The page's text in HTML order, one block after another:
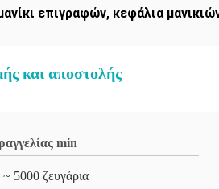
επιγραφών, κεφάλια
και αποστολής
min
5000 ζευγάρια